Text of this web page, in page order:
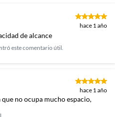
hace 1 año
de alcance
este comentario útil.
hace 1 año
no ocupa mucho espacio,